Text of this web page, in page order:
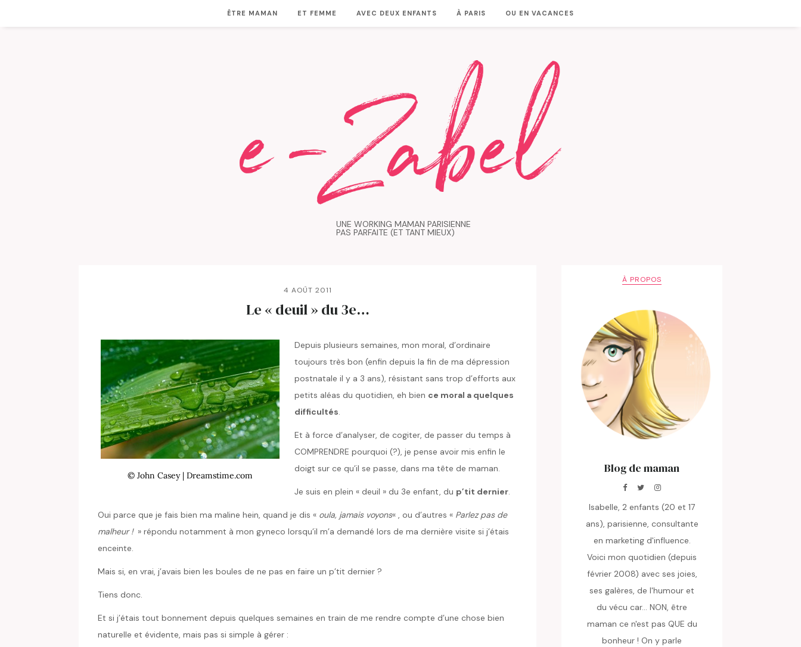
ÊTRE MAMAN ET FEMME AVEC DEUX ENFANTS À PARIS OU EN VACANCES
UNE WORKING MAMAN PARISIENNE
PAS PARFAITE (ET TANT MIEUX)
4 AOÛT 2011
Le « deuil » du 3e…
© John Casey | Dreamstime.com
Depuis plusieurs semaines, mon moral, d’ordinaire
toujours très bon (enfin depuis la fin de ma dépression
postnatale il y a 3 ans), résistant sans trop d’efforts aux
petits aléas du quotidien, eh bien ce moral a quelques
difficultés.
Et à force d’analyser, de cogiter, de passer du temps à
COMPRENDRE pourquoi (?), je pense avoir mis enfin le
doigt sur ce qu’il se passe, dans ma tête de maman.
Je suis en plein « deuil » du 3e enfant, du p’tit dernier.
Oui parce que je fais bien ma maline hein, quand je dis « oula, jamais voyons« , ou d’autres « Parlez pas de
malheur !» répondu notamment à mon gyneco lorsqu’il m’a demandé lors de ma dernière visite si j’étais
enceinte.
Mais si, en vrai, j’avais bien les boules de ne pas en faire un p’tit dernier ?
Tiens donc.
Et si j’étais tout bonnement depuis quelques semaines en train de me rendre compte d’une chose bien
naturelle et évidente, mais pas si simple à gérer :
À PROPOS
Blog de maman
Isabelle, 2 enfants (20 et 17
ans), parisienne, consultante
en marketing d'influence.
Voici mon quotidien (depuis
février 2008) avec ses joies,
ses galères, de l'humour et
du vécu car... NON, être
maman ce n'est pas QUE du
bonheur ! On y parle